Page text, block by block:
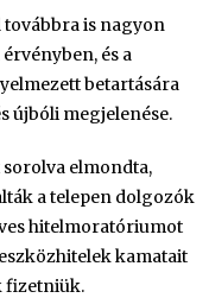
is nagyon
és a
betartására
újbóli megjelenése.
elmondta,
a telepen dolgozók
hitelmoratóriumot
kamatait
fizetniük.